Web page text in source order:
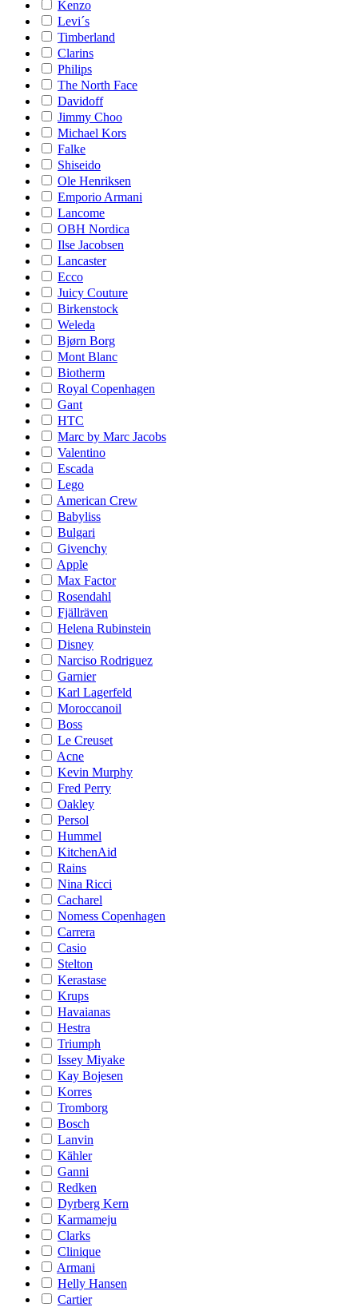
Kenzo
Levi´s
Timberland
Clarins
Philips
The North Face
Davidoff
Jimmy Choo
Michael Kors
Falke
Shiseido
Ole Henriksen
Emporio Armani
Lancome
OBH Nordica
Ilse Jacobsen
Lancaster
Ecco
Juicy Couture
Birkenstock
Weleda
Bjørn Borg
Mont Blanc
Biotherm
Royal Copenhagen
Gant
HTC
Marc by Marc Jacobs
Valentino
Escada
Lego
American Crew
Babyliss
Bulgari
Givenchy
Apple
Max Factor
Rosendahl
Fjällräven
Helena Rubinstein
Disney
Narciso Rodriguez
Garnier
Karl Lagerfeld
Moroccanoil
Boss
Le Creuset
Acne
Kevin Murphy
Fred Perry
Oakley
Persol
Hummel
KitchenAid
Rains
Nina Ricci
Cacharel
Nomess Copenhagen
Carrera
Casio
Stelton
Kerastase
Krups
Havaianas
Hestra
Triumph
Issey Miyake
Kay Bojesen
Korres
Tromborg
Bosch
Lanvin
Kähler
Ganni
Redken
Dyrberg Kern
Karmameju
Clarks
Clinique
Armani
Helly Hansen
Cartier